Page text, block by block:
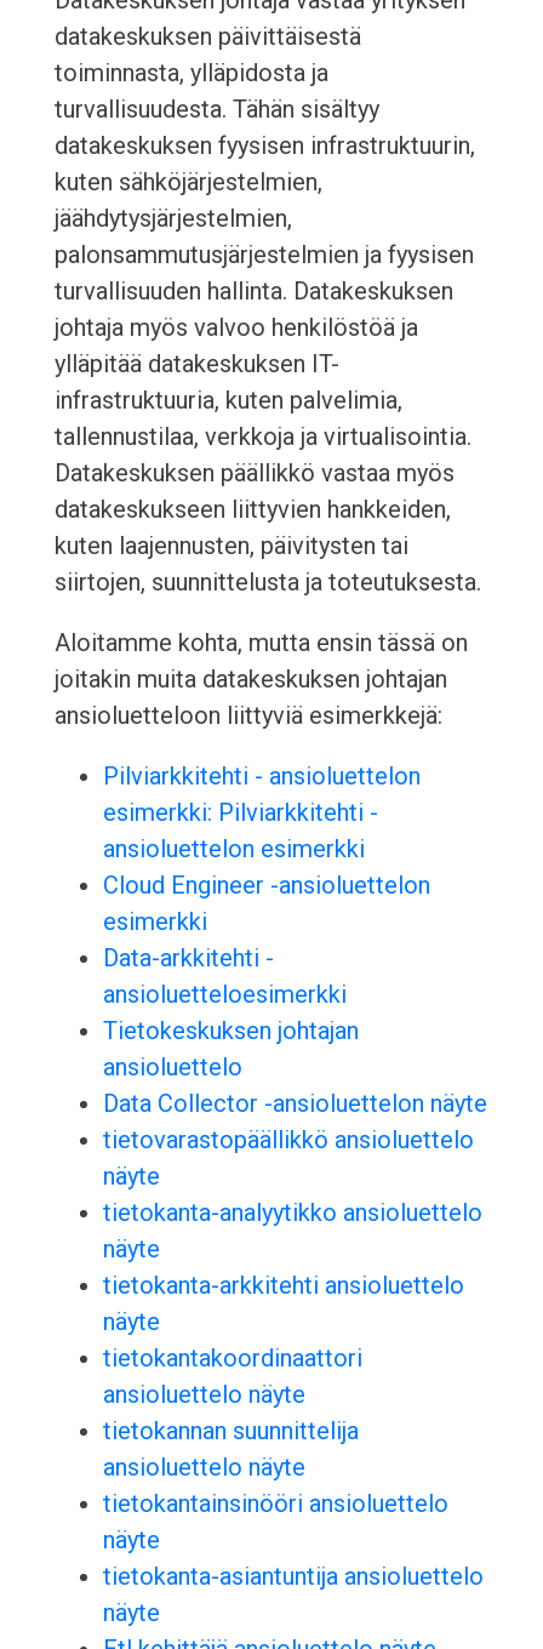
datakeskuksen päivittäisestä
toiminnasta, ylläpidosta ja
turvallisuudesta. Tähän sisältyy
datakeskuksen fyysisen infrastruktuurin,
kuten sähköjärjestelmien,
jäähdytysjärjestelmien,
palonsammutusjärjestelmien ja fyysisen
turvallisuuden hallinta. Datakeskuksen
johtaja myös valvoo henkilöstöä ja
ylläpitää datakeskuksen IT-
infrastruktuuria, kuten palvelimia,
tallennustilaa, verkkoja ja virtualisointia.
Datakeskuksen päällikkö vastaa myös
datakeskukseen liittyvien hankkeiden,
kuten laajennusten, päivitysten tai
siirtojen, suunnittelusta ja toteutuksesta.
Aloitamme kohta, mutta ensin tässä on
joitakin muita datakeskuksen johtajan
ansioluetteloon liittyviä esimerkkejä:
Pilviarkkitehti - ansioluettelon
esimerkki: Pilviarkkitehti -
ansioluettelon esimerkki
Cloud Engineer -ansioluettelon
esimerkki
Data-arkkitehti -
ansioluetteloesimerkki
Tietokeskuksen johtajan
ansioluettelo
Data Collector -ansioluettelon näyte
tietovarastopäällikkö ansioluettelo
näyte
tietokanta-analyytikko ansioluettelo
näyte
tietokanta-arkkitehti ansioluettelo
näyte
tietokantakoordinaattori
ansioluettelo näyte
tietokannan suunnittelija
ansioluettelo näyte
tietokantainsinööri ansioluettelo
näyte
tietokanta-asiantuntija ansioluettelo
näyte